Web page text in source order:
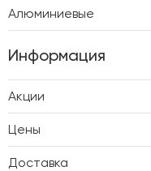
Алюминиевые
Информация
Акции
Цены
Доставка